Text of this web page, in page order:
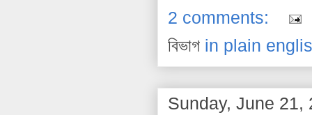
2 comments:
বিভাগ in plain
Sunday, June 21,